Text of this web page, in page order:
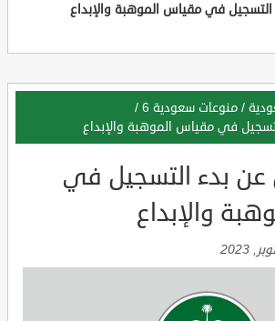
في مقياس الموهبة والإبداع
/ منوعات سعودية 6
/
في مقياس الموهبة والإبداع
عن بدء التسجيل في
والإبداع